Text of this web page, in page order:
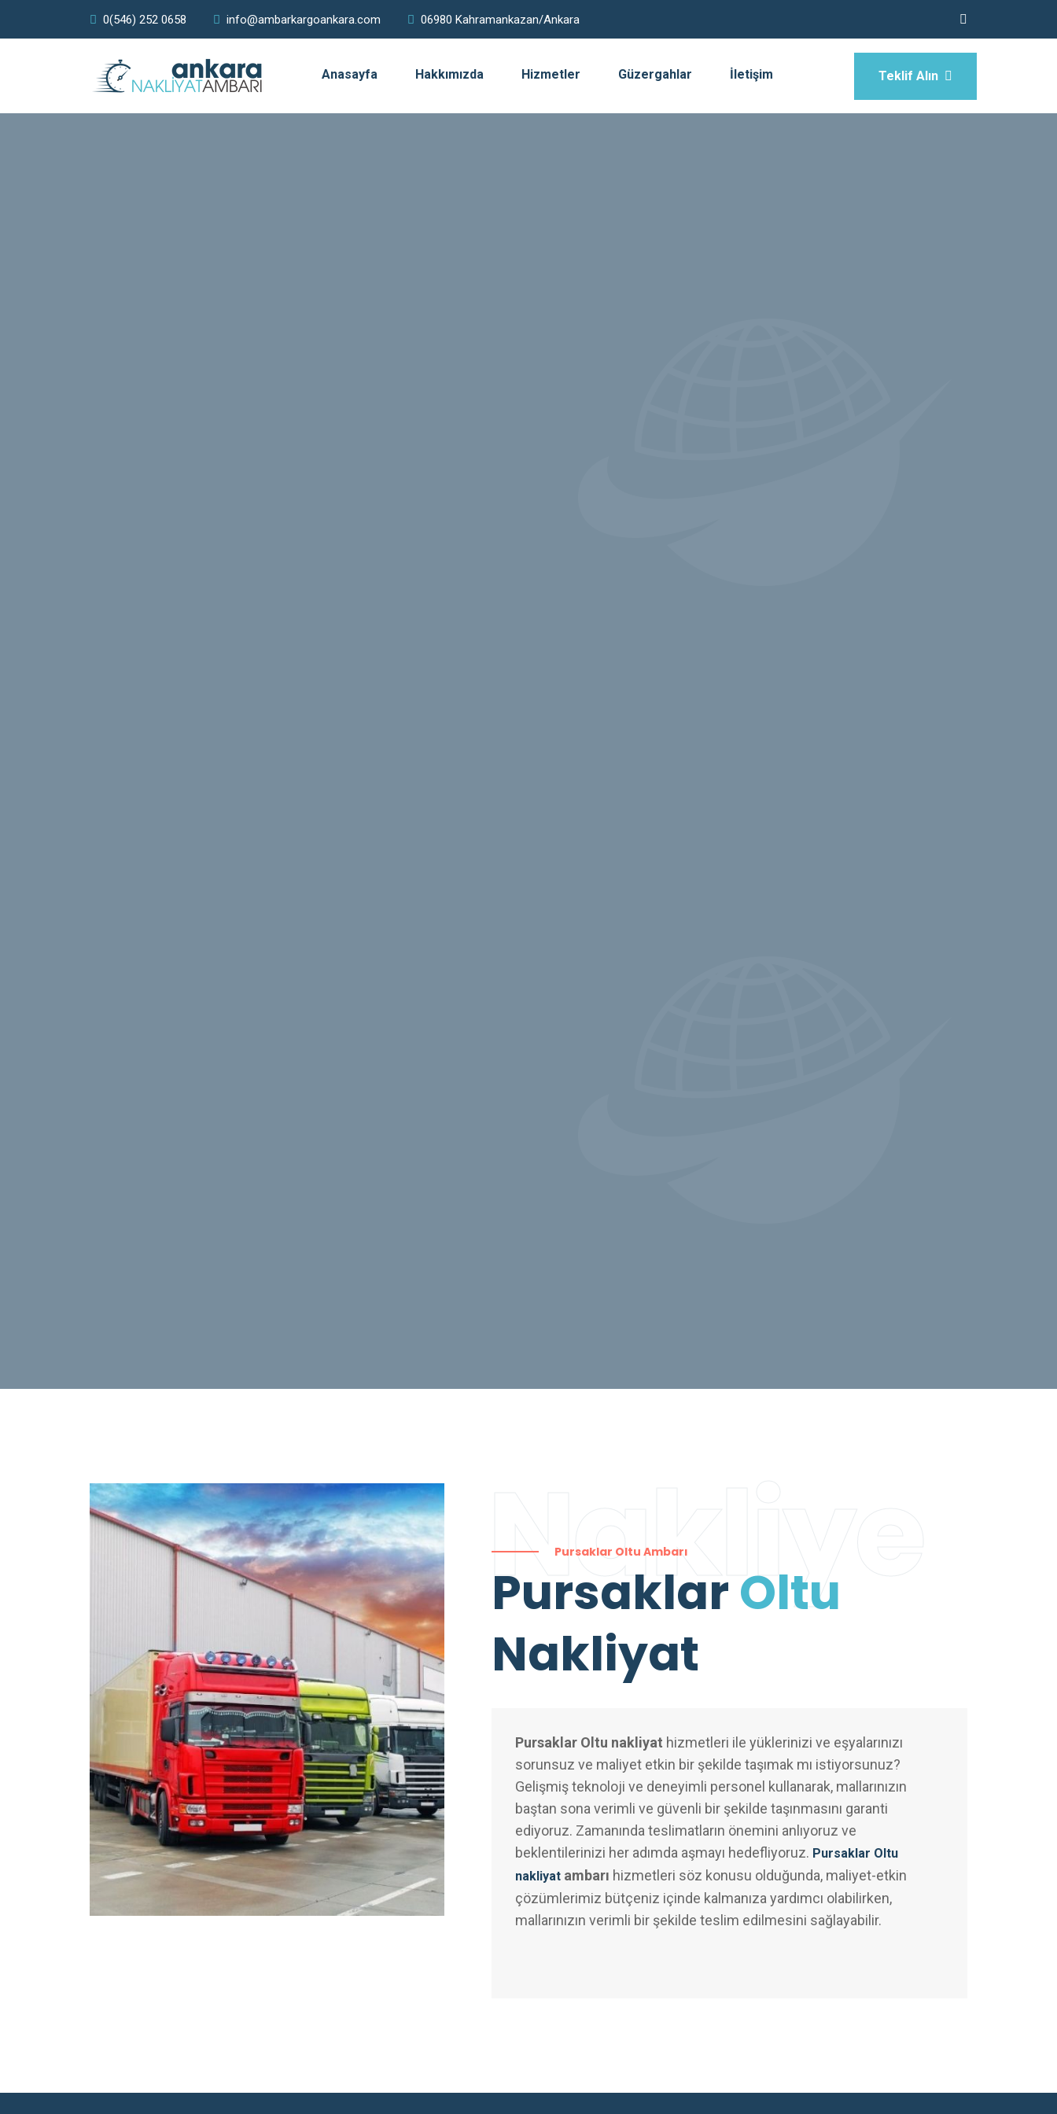
0(546) 252 0658 info@ambarkargoankara.com 06980 Kahramankazan/Ankara
Anasayfa Hakkımızda Hizmetler Güzergahlar İletişim Teklif Alın
Nakliye
Pursaklar Oltu Ambarı
PursaklarOltu
Nakliyat
Pursaklar Oltu nakliyat hizmetleri ile yüklerinizi ve eşyalarınızı
sorunsuz ve maliyet etkin bir şekilde taşımak mı istiyorsunuz?
Gelişmiş teknoloji ve deneyimli personel kullanarak, mallarınızın
baştan sona verimli ve güvenli bir şekilde taşınmasını garanti
ediyoruz. Zamanında teslimatların önemini anlıyoruz ve
beklentilerinizi her adımda aşmayı hedefliyoruz. Pursaklar Oltu
nakliyat ambarı hizmetleri söz konusu olduğunda, maliyet-etkin
çözümlerimiz bütçeniz içinde kalmanıza yardımcı olabilirken,
mallarınızın verimli bir şekilde teslim edilmesini sağlayabilir.